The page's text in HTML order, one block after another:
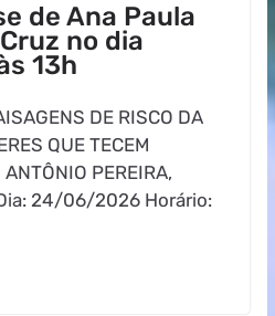
de Ana Paula
no dia
13h
DE RISCO DA
QUE TECEM
PEREIRA,
24/06/2026 Horário: